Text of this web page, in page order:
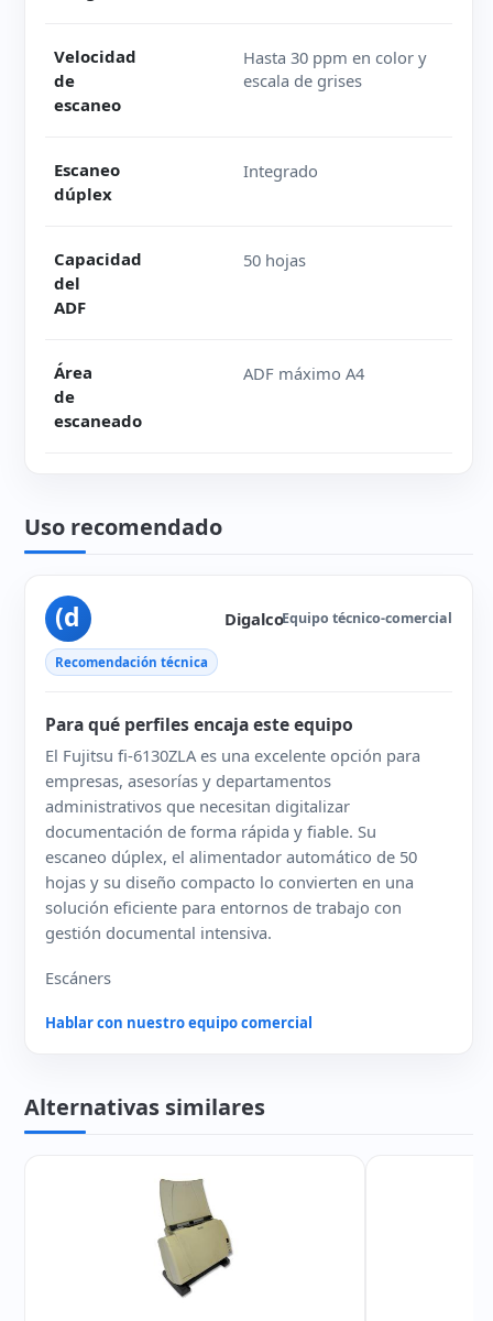
Velocidad
de
escaneo
Hasta 30 ppm en color y
escala de grises
Escaneo
dúplex
Integrado
Capacidad
del
ADF
50 hojas
Área
de
escaneado
ADF máximo A4
Uso recomendado
(d DigalcoEquipo técnico-comercial
Recomendación técnica
Para qué perfiles encaja este equipo
El Fujitsu fi-6130ZLA es una excelente opción para
empresas, asesorías y departamentos
administrativos que necesitan digitalizar
documentación de forma rápida y fiable. Su
escaneo dúplex, el alimentador automático de 50
hojas y su diseño compacto lo convierten en una
solución eficiente para entornos de trabajo con
gestión documental intensiva.
Escáners
Hablar con nuestro equipo comercial
Alternativas similares